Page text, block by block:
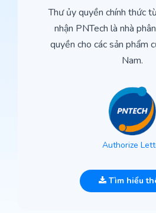
Thư ủy quyền chính thức
nhận PNTech là nhà
quyền cho các sản phẩm
Nam.
Authorize
Tìm hiểu